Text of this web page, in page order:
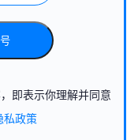
即表示你理解并同意
私政策